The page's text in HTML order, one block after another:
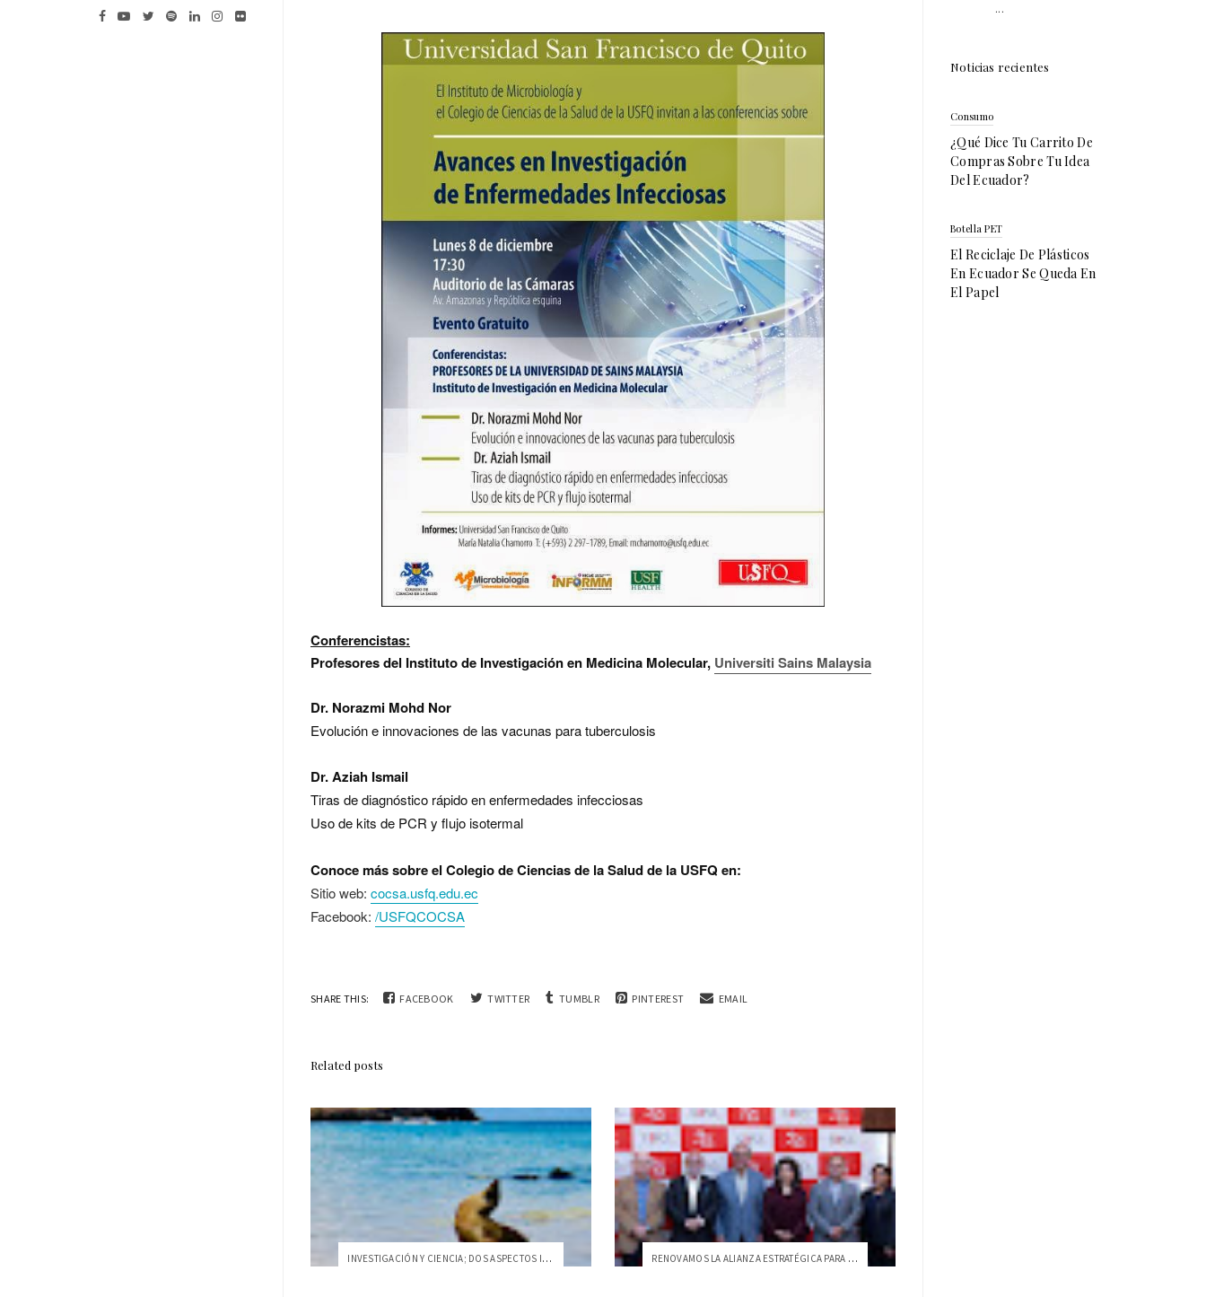
Conferencistas:
Profesores del Instituto de Investigación en Medicina Molecular, Universiti Sains Malaysia
Dr. Norazmi Mohd Nor
Evolución e innovaciones de las vacunas para tuberculosis
Dr. Aziah Ismail
Tiras de diagnóstico rápido en enfermedades infecciosas
Uso de kits de PCR y flujo isotermal
Conoce más sobre el Colegio de Ciencias de la Salud de la USFQ en:
Sitio web: cocsa.usfq.edu.ec
Facebook: /USFQCOCSA
SHARE THIS: FACEBOOK TWITTER TUMBLR PINTEREST EMAIL
Related posts
INVESTIGACIÓN Y CIENCIA; DOS ASPECTOS IM... RENOVAMOS LA ALIANZA ESTRATÉGICA PARA FO...
...
Noticias recientes
Consumo
¿Qué Dice Tu Carrito De
Compras Sobre Tu Idea
Del Ecuador?
Botella PET
El Reciclaje De Plásticos
En Ecuador Se Queda En
El Papel